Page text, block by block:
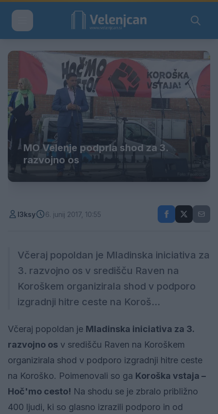
MO Velenje podprla shod za 3.
razvojno os
l3ksy 6. junij 2017, 10:55
Včeraj popoldan je Mladinska iniciativa za
3. razvojno os v središču Raven na
Koroškem organizirala shod v podporo
izgradnji hitre ceste na Koroš...
Včeraj popoldan je Mladinska iniciativa za 3.
razvojno os v središču Raven na Koroškem
organizirala shod v podporo izgradnji hitre ceste
na Koroško. Poimenovali so ga Koroška vstaja –
Hoč'mo cesto! Na shodu se je zbralo približno
400 ljudi, ki so glasno izrazili podporo in od